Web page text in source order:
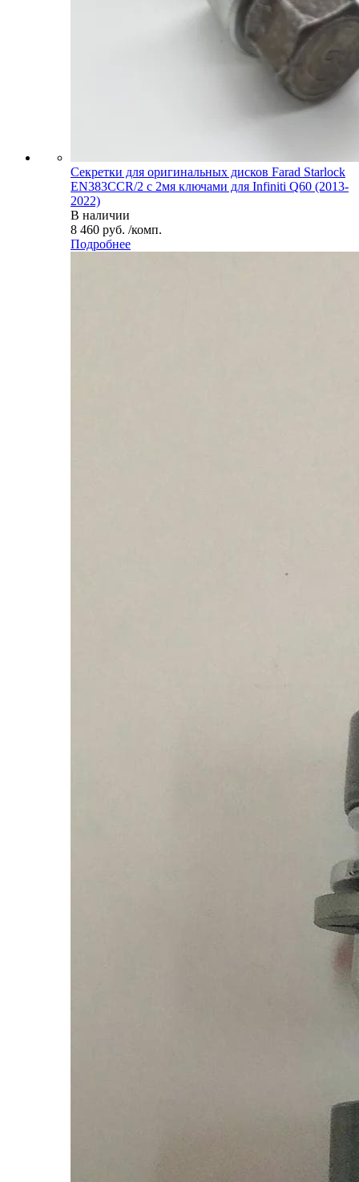
Секретки для оригинальных дисков Farad Starlock
EN383CCR/2 с 2мя ключами для Infiniti Q60 (2013-
2022)
В наличии
8 460 руб. /комп.
Подробнее